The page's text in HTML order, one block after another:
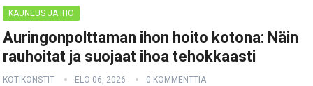
KAUNEUS JA IHO
Auringonpolttaman ihon hoito kotona: Näin
rauhoitat ja suojaat ihoa tehokkaasti
KOTIKONSTIT ELO 06, 2026 0 KOMMENTTIA